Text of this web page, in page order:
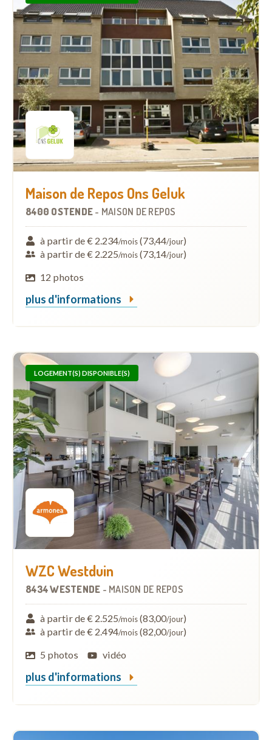
Maison de Repos Ons Geluk
8400 OSTENDE - MAISON DE REPOS
à partir de € 2.234/mois(73,44/jour)
à partir de € 2.225/mois(73,14/jour)
12 photos
plus d'informations
LOGEMENT(S) DISPONIBLE(S)
WZC Westduin
8434 WESTENDE - MAISON DE REPOS
à partir de € 2.525/mois(83,00/jour)
à partir de € 2.494/mois(82,00/jour)
5 photos
vidéo
plus d'informations